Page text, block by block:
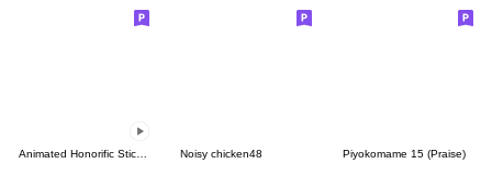
Noisy chicken48 Piyokomame 15 (Praise)